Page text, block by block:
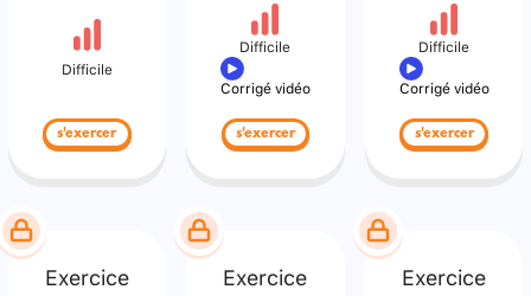
Difficile
s'exercer
Difficile
Corrigé vidéo
s'exercer
Difficile
Corrigé vidéo
s'exercer
Exercice Exercice Exercice